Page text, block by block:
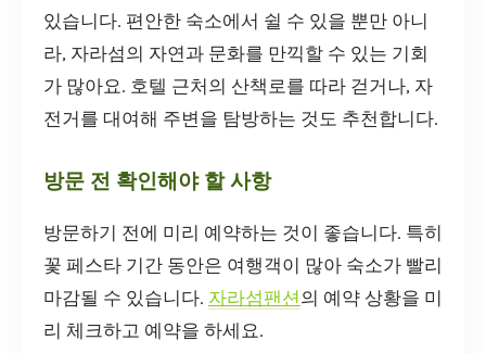
있습니다. 편안한 숙소에서 쉴 수 있을 뿐만 아니
라, 자라섬의 자연과 문화를 만끽할 수 있는 기회
가 많아요. 호텔 근처의 산책로를 따라 걷거나, 자
전거를 대여해 주변을 탐방하는 것도 추천합니다.
방문 전 확인해야 할 사항
방문하기 전에 미리 예약하는 것이 좋습니다. 특히
꽃 페스타 기간 동안은 여행객이 많아 숙소가 빨리
마감될 수 있습니다. 자라섬팬션의 예약 상황을 미
리 체크하고 예약을 하세요.